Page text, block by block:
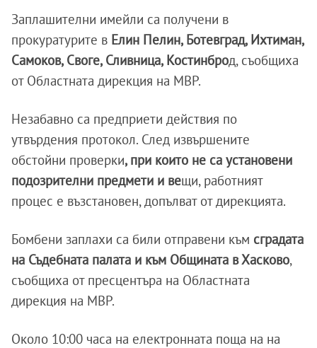
Заплашителни имейли са получени в
прокуратурите в Елин Пелин, Ботевград, Ихтиман,
Самоков, Своге, Сливница, Костинброд, съобщиха
от Областната дирекция на МВР.
Незабавно са предприети действия по
утвърдения протокол. След извършените
обстойни проверки, при които не са установени
подозрителни предмети и вещи, работният
процес е възстановен, допълват от дирекцията.
Бомбени заплахи са били отправени към сградата
на Съдебната палата и към Общината в Хасково,
съобщиха от пресцентъра на Областната
дирекция на МВР.
Около 10:00 часа на електронната поща на на